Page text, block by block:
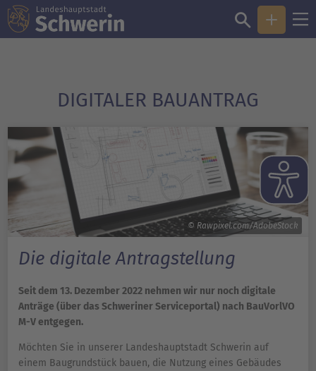
DIGITALER BAUANTRAG
© Rawpixel.com/AdobeStock
Die digitale Antragstellung
Seit dem 13. Dezember 2022 nehmen wir nur noch digitale
Anträge (über das Schweriner Serviceportal) nach BauVorlVO
M-V entgegen.
Möchten Sie in unserer Landeshauptstadt Schwerin auf
einem Baugrundstück bauen, die Nutzung eines Gebäudes